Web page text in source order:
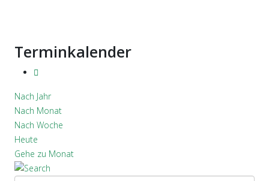
Terminkalender
Nach Jahr
Nach Monat
Nach Woche
Heute
Gehe zu Monat